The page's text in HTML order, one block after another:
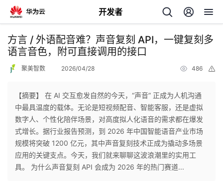
开发者
返
回
个
人
主
我
的
方言 / 外语配音难？声音复刻 API，一键复刻多
语言音色，附可直接调用的接口
聚美智数 2026/04/28 486
【摘要】 在 AI 交互愈发自然的今天，“声音” 正成为人机沟通
中最具温度的载体。无论是短视频配音、智能客服，还是虚拟
数字人、个性化陪伴场景，对高度拟人化语音的需求都在爆发
式增长。据行业报告预测，到 2026 年中国智能语音产业市场
规模将突破 1200 亿元，其中声音复刻技术正成为撬动多场景
应用的关键支点。今天，我们就来聊聊这波浪潮里的实用工
具。 为什么声音复刻 API 会成为 2026 年的热门赛道...